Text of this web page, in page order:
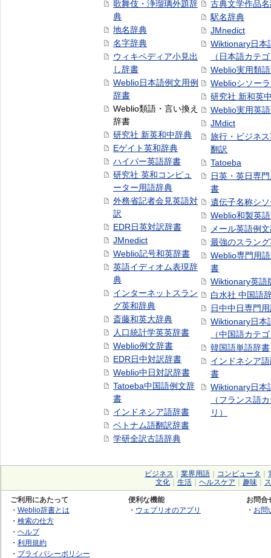
歌舞伎・浄瑠璃外題辞
典
地名辞典
名字辞典
ウィキペディア小見出
し辞書
Weblio日本語例文用例
辞書
Weblio類語・言い換え
辞書
研究社 新英和中辞典
Eゲイト英和辞典
ハイパー英語辞書
研究社 英和コンピュ
ーター用語辞典
外務省記者会見英語対
訳
EDR日英対訳辞書
JMnedict
Weblio記号和英辞書
英語イディオム表現辞
典
インターネットスラン
グ英和辞典
斎藤和英大辞典
人口統計学英英辞書
Weblio例文辞書
EDR日中対訳辞書
Weblio中日対訳辞書
Tatoeba中国語例文辞
書
インドネシア語辞書
ベトナム語翻訳辞書
学研全訳古語辞典
古典文学作品
駅名辞典
JMnedict
Wiktionary日本
（日本語カテ
Weblio実用類
Weblioシソー
研究社 新和英
Weblio実用英
JMdict
旅行・ビジネ
翻訳
Tatoeba
日英・英日専
書
遺伝子名称シ
Weblio和製英
メール英語例
最強のスラン
Weblio専門用
書
Wiktionary英語
白水社 中国語
日中中日専門
Wiktionary日本
（中国語カテ
韓国語単語辞書
インドネシア
書
Wiktionary日本
（フランス語
リ）
ビジネス 業界用語 コンピュータ
文化
生活 ヘルスケア 趣味
ご利用にあたって
・ Weblio辞書とは
・ 検索の仕方
・ ヘルプ
・ 利用規約
・ プライバシーポリシー
便利な機能
・ ウェブリオのアプリ
お問合
・ お問